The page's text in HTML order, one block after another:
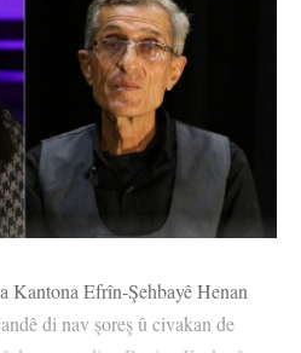
Efrîn-Şehbayê Henan
di nav şoreş û civakan de